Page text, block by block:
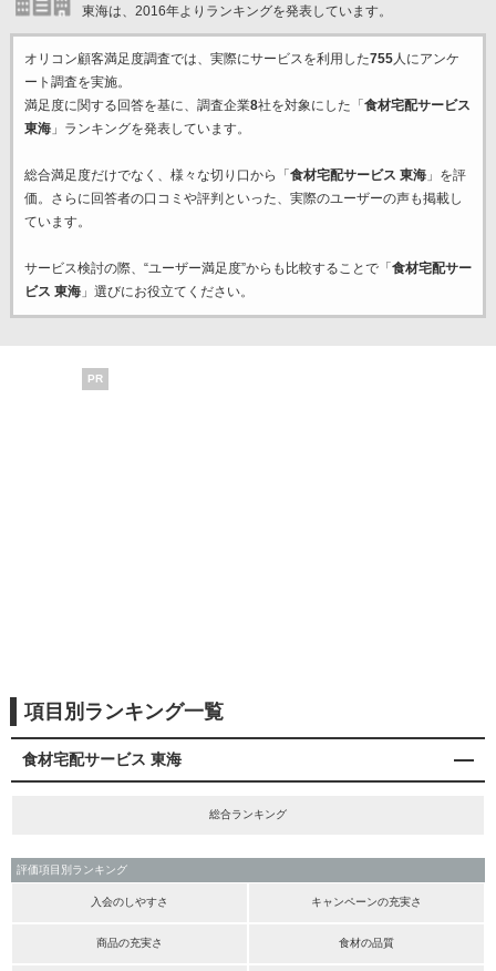
東海は、2016年よりランキングを発表しています。
オリコン顧客満足度調査では、実際にサービスを利用した755人にアンケ
ート調査を実施。
満足度に関する回答を基に、調査企業8社を対象にした「 食材宅配サービス
東海」ランキングを発表しています。
総合満足度だけでなく、様々な切り口から「 食材宅配サービス 東海」を評
価。さらに回答者の口コミや評判といった、実際のユーザーの声も掲載し
ています。
サービス検討の際、“ユーザー満足度”からも比較することで「 食材宅配サー
ビス 東海」選びにお役立てください。
PR
項目別ランキング一覧
食材宅配サービス 東海
総合ランキング
評価項目別ランキング
入会のしやすさ キャンペーンの充実さ
商品の充実さ 食材の品質